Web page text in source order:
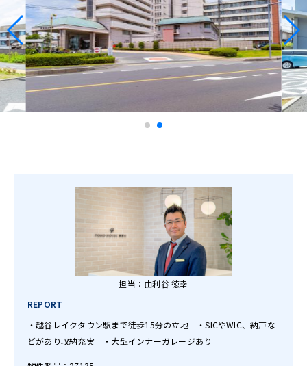
担当：由利谷 徳幸
REPORT
・越谷レイクタウン駅まで徒歩15分の立地 ・SICやWIC、納戸な
どがあり収納充実 ・大型インナーガレージあり